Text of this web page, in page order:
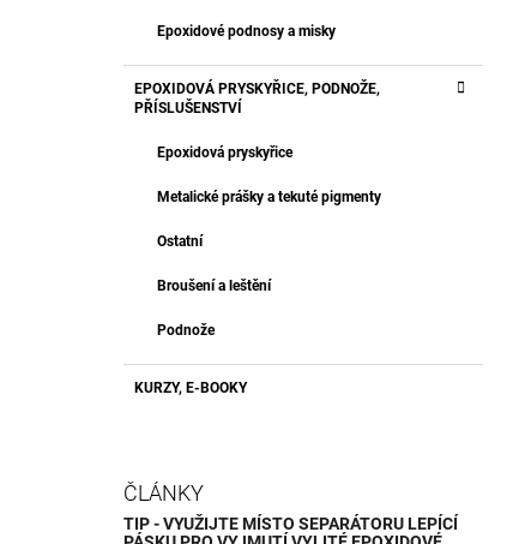
Epoxidové podnosy a misky
EPOXIDOVÁ PRYSKYŘICE, PODNOŽE,
PŘÍSLUŠENSTVÍ
Epoxidová pryskyřice
Metalické prášky a tekuté pigmenty
Ostatní
Broušení a leštění
Podnože
KURZY, E-BOOKY
ČLÁNKY
TIP - VYUŽIJTE MÍSTO SEPARÁTORU LEPÍCÍ